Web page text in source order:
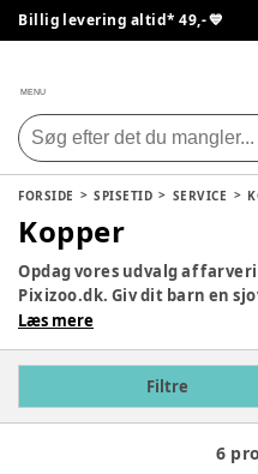
Billig levering altid* 49,- 💙
MENU
FORSIDE SPISETID SERVICE
Kopper
Opdag vores udvalg af
Pixizoo.dk. Giv dit barn en
vores børnevenlige kopper.
Læs mere
Filtre
6